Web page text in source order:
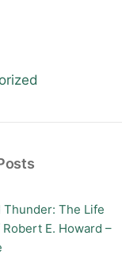
Thunder: The Life
E. Howard –